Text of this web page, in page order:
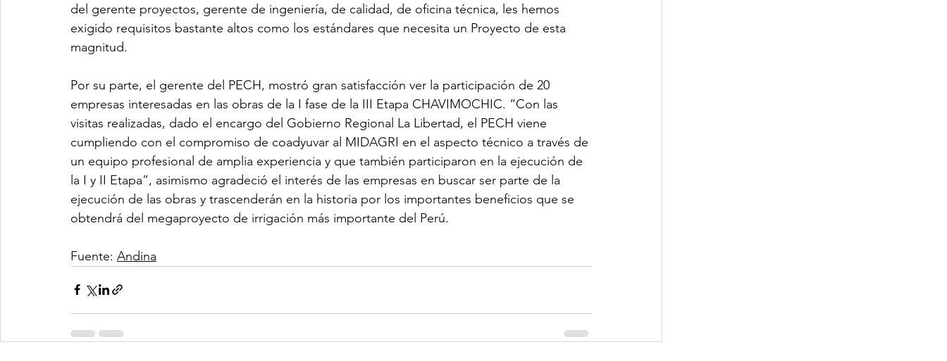
del gerente proyectos, gerente de ingeniería, de calidad, de oficina técnica, les hemos
exigido requisitos bastante altos como los estándares que necesita un Proyecto de esta
magnitud.
Por su parte, el gerente del PECH, mostró gran satisfacción ver la participación de 20
empresas interesadas en las obras de la I fase de la III Etapa CHAVIMOCHIC. “Con las
visitas realizadas, dado el encargo del Gobierno Regional La Libertad, el PECH viene
cumpliendo con el compromiso de coadyuvar al MIDAGRI en el aspecto técnico a través de
un equipo profesional de amplia experiencia y que también participaron en la ejecución de
la I y II Etapa”, asimismo agradeció el interés de las empresas en buscar ser parte de la
ejecución de las obras y trascenderán en la historia por los importantes beneficios que se
obtendrá del megaproyecto de irrigación más importante del Perú.
Fuente: Andina